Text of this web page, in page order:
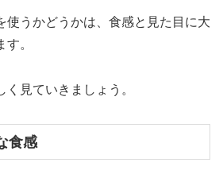
使うかどうかは、食感と見た目に大
。
見ていきましょう。
食感